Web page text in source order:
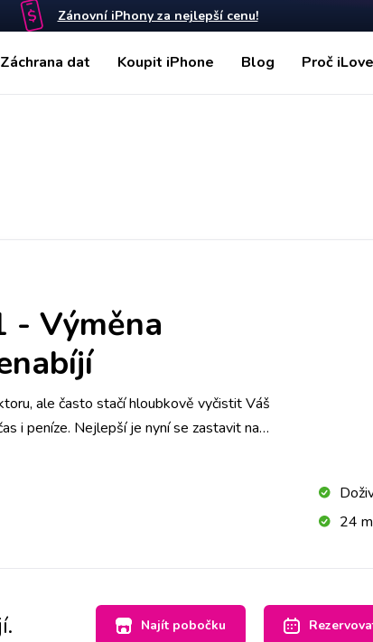
Zánovní iPhony za nejlepší cenu!
Záchrana dat Koupit iPhone Blog Proč
- Výměna
ale často stačí hloubkově vyčistit Váš
i peníze. Nejlepší je nyní se zastavit na
mrkneme.
24
Najít pobočku